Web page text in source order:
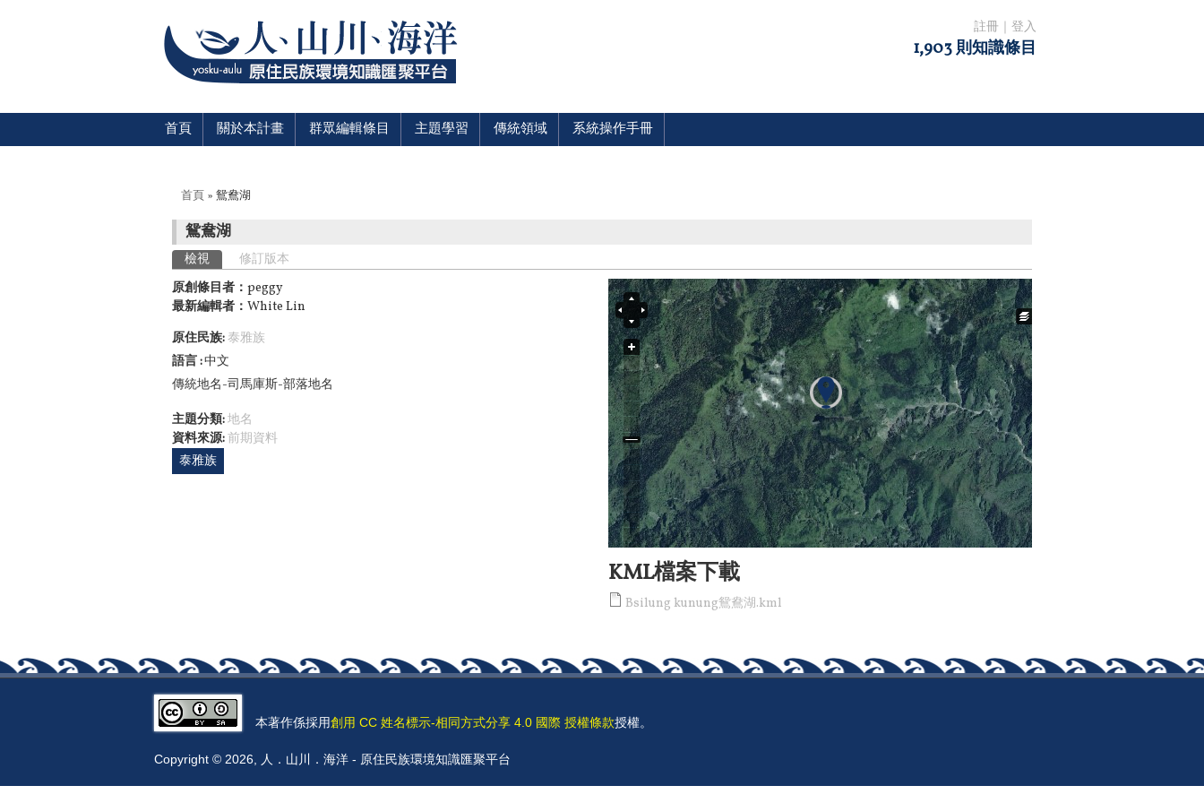
註冊 登入
1,903 則知識條目
首頁 關於本計畫 群眾編輯條目 主題學習 傳統領域 系統操作手冊
您在這裡
首頁 » 鴛鴦湖
鴛鴦湖
主要索引標籤
檢視 (作用中頁籤)
修訂版本
原創條目者： peggy
最新編輯者： White Lin
原住民族: 泰雅族
語言 中文
傳統地名-司馬庫斯-部落地名
主題分類:地名
資料來源:前期資料
泰雅族
KML檔案下載
Bsilung kunung鴛鴦湖.kml
本著作係採用創用 CC 姓名標示-相同方式分享 4.0 國際 授權條款授權。
Copyright © 2026, 人．山川．海洋 - 原住民族環境知識匯聚平台